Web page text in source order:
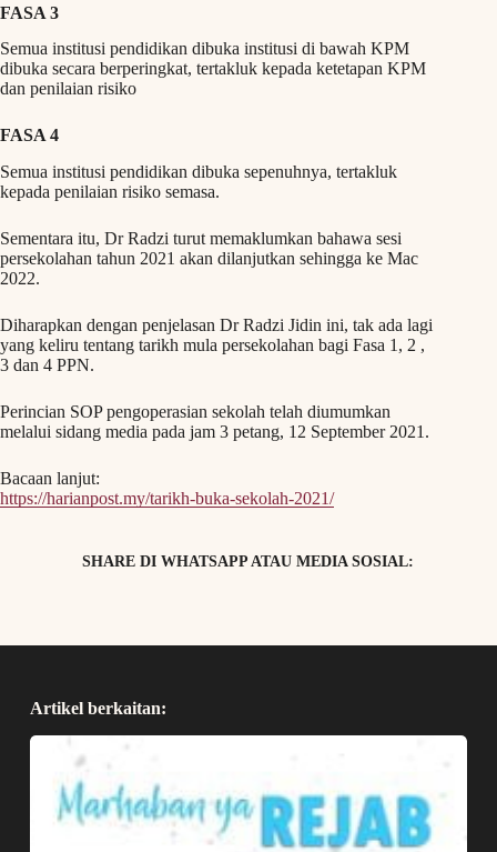
FASA 3
Semua institusi pendidikan dibuka institusi di bawah KPM
dibuka secara berperingkat, tertakluk kepada ketetapan KPM
dan penilaian risiko
FASA 4
Semua institusi pendidikan dibuka sepenuhnya, tertakluk
kepada penilaian risiko semasa.
Sementara itu, Dr Radzi turut memaklumkan bahawa sesi
persekolahan tahun 2021 akan dilanjutkan sehingga ke Mac
2022.
Diharapkan dengan penjelasan Dr Radzi Jidin ini, tak ada lagi
yang keliru tentang tarikh mula persekolahan bagi Fasa 1, 2 ,
3 dan 4 PPN.
Perincian SOP pengoperasian sekolah telah diumumkan
melalui sidang media pada jam 3 petang, 12 September 2021.
Bacaan lanjut:
https://harianpost.my/tarikh-buka-sekolah-2021/
SHARE DI WHATSAPP ATAU MEDIA SOSIAL:
Artikel berkaitan: